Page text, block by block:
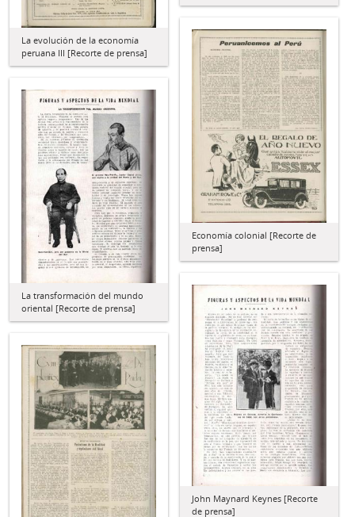
La evolución de la economía
peruana III [Recorte de prensa]
Economía colonial [Recorte de
prensa]
La transformación del mundo
oriental [Recorte de prensa]
John Maynard Keynes [Recorte
de prensa]